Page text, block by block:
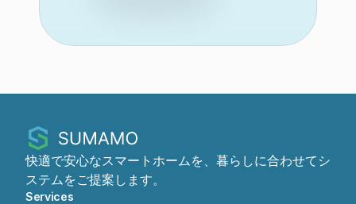
快適で安心なスマートホームを、暮らしに合わせてシ
ステムをご提案します。
Services